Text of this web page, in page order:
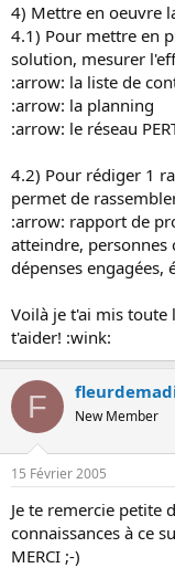
4) Mettre en oeuvre
4.1) Pour mettre en
solution, mesurer
:arrow: la liste de
:arrow: la planning
:arrow: le réseau
4.2) Pour rédiger 1
permet de
:arrow: rapport de
atteindre, personnes
dépenses engagées,
Voilà je t'ai mis toute
t'aider! :wink:
F New Member
15 Février 2005
Je te remercie petite
connaissances à ce
MERCI ;-)